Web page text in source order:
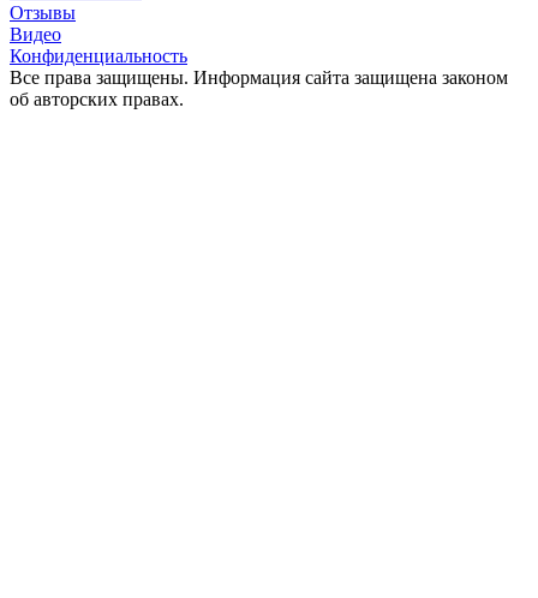
Отзывы
Видео
Конфиденциальность
Все права защищены. Информация сайта защищена законом
об авторских правах.